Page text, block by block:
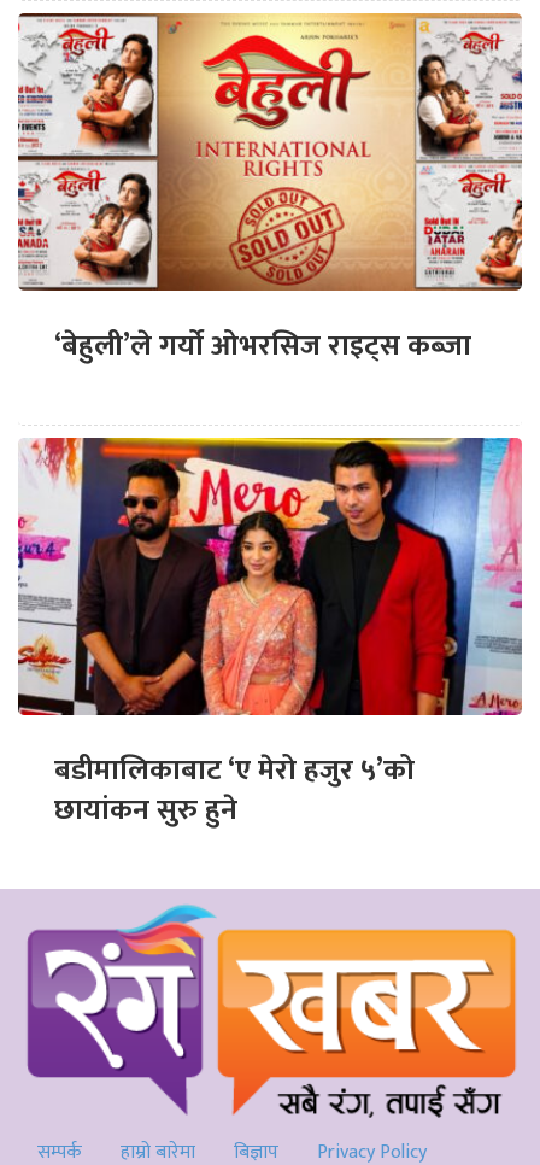
‘बेहुली’ले गर्यो ओभरसिज राइट्स कब्जा
बडीमालिकाबाट ‘ए मेरो हजुर ५’को
छायांकन सुरु हुने
सम्पर्क हाम्रो बारेमा बिज्ञाप Privacy Policy